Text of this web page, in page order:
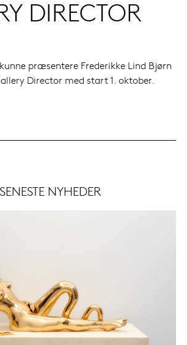
DIRECTOR
præsentere Frederikke Lind Bjørn
Director med start 1. oktober.
SENESTE NYHEDER